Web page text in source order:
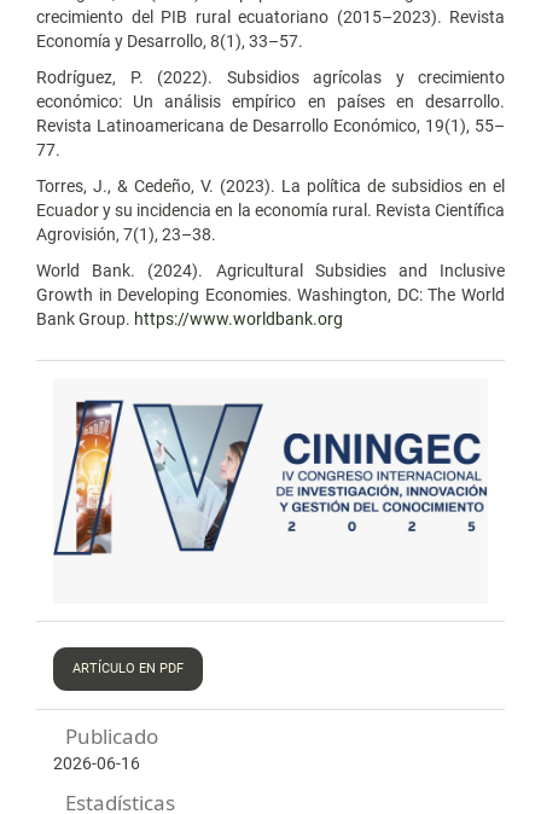
crecimiento del PIB rural ecuatoriano (2015–2023). Revista
Economía y Desarrollo, 8(1), 33–57.
Rodríguez, P. (2022). Subsidios agrícolas y crecimiento
económico: Un análisis empírico en países en desarrollo.
Revista Latinoamericana de Desarrollo Económico, 19(1), 55–
77.
Torres, J., & Cedeño, V. (2023). La política de subsidios en el
Ecuador y su incidencia en la economía rural. Revista Científica
Agrovisión, 7(1), 23–38.
World Bank. (2024). Agricultural Subsidies and Inclusive
Growth in Developing Economies. Washington, DC: The World
Bank Group. https://www.worldbank.org
ARTÍCULO EN PDF
Publicado
2026-06-16
Estadísticas